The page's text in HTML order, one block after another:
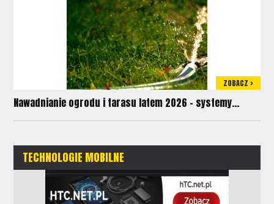
ZOBACZ >
Nawadnianie ogrodu i tarasu latem 2026 – systemy...
TECHNOLOGIE MOBILNE